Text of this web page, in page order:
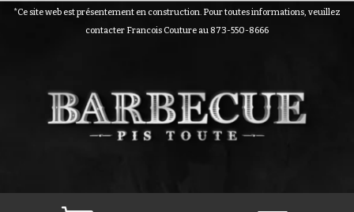
*Ce site web est présentement en construction. Pour toutes informations, veuillez
contacter Francois Couture au 873-550-8666